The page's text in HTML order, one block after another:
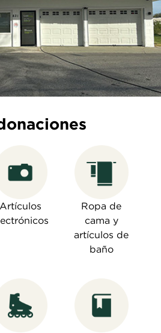
Artículos
Ropa de
cama y
artículos de
baño